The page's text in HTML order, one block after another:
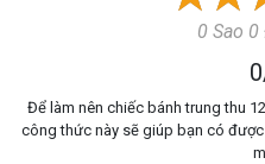
0 Sao
0
Để làm nên chiếc bánh trung thu
công thức này sẽ giúp bạn có